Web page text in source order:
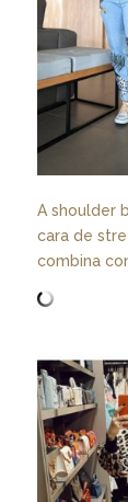
A shoulder
cara de
combina